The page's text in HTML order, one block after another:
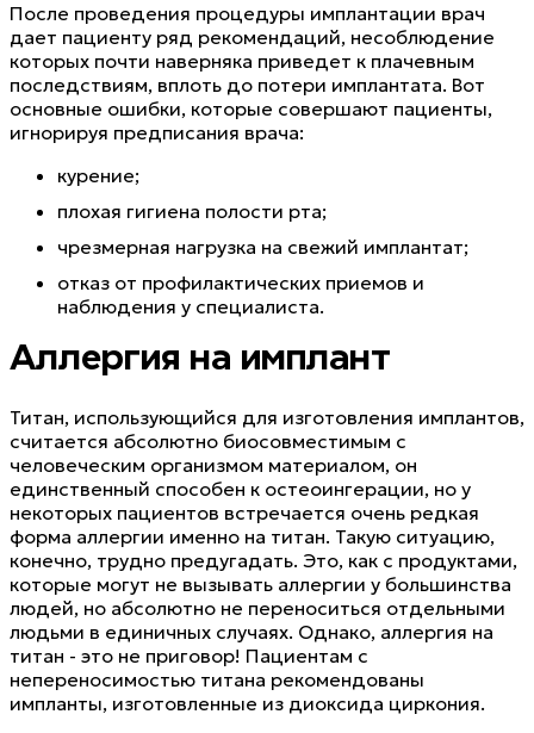
После проведения процедуры имплантации врач
дает пациенту ряд рекомендаций, несоблюдение
которых почти наверняка приведет к плачевным
последствиям, вплоть до потери имплантата. Вот
основные ошибки, которые совершают пациенты,
игнорируя предписания врача:
курение;
плохая гигиена полости рта;
чрезмерная нагрузка на свежий имплантат;
отказ от профилактических приемов и
наблюдения у специалиста.
Аллергия на имплант
Титан, использующийся для изготовления имплантов,
считается абсолютно биосовместимым с
человеческим организмом материалом, он
единственный способен к остеоингерации, но у
некоторых пациентов встречается очень редкая
форма аллергии именно на титан. Такую ситуацию,
конечно, трудно предугадать. Это, как с продуктами,
которые могут не вызывать аллергии у большинства
людей, но абсолютно не переноситься отдельными
людьми в единичных случаях. Однако, аллергия на
титан - это не приговор! Пациентам с
непереносимостью титана рекомендованы
импланты, изготовленные из диоксида циркония.